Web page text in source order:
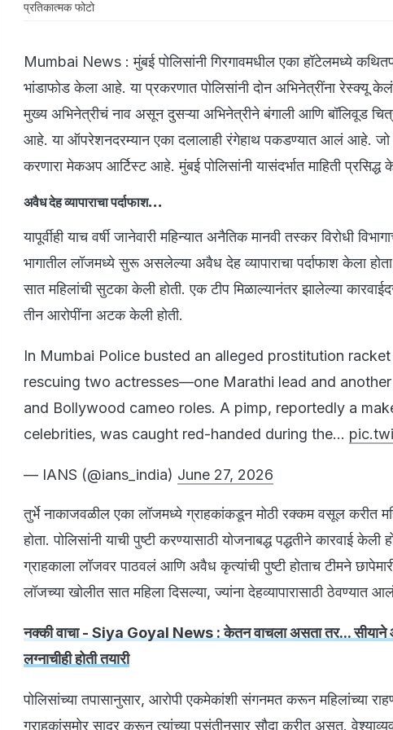
प्रतिकात्मक फोटो
Mumbai News : मुंबई पोलिसांनी गिरगावमधील एका हॉटेलमध्ये
भांडाफोड केला आहे. या प्रकरणात पोलिसांनी दोन अभिनेत्रींना रेस्क्यू
मुख्य अभिनेत्रीचं नाव असून दुसऱ्या अभिनेत्रीने बंगाली आणि बॉलिवूड
आहे. या ऑपरेशनदरम्यान एका दलालाही रंगेहाथ पकडण्यात आलं आहे. जो
करणारा मेकअप आर्टिस्ट आहे. मुंबई पोलिसांनी यासंदर्भात माहिती
अवैध देह व्यापाराचा पर्दाफाश...
यापूर्वीही याच वर्षी जानेवारी महिन्यात अनैतिक मानवी तस्कर विरोधी
भागातील लॉजमध्ये सुरू असलेल्या अवैध देह व्यापाराचा पर्दाफाश केला
सात महिलांची सुटका केली होती. एक टीप मिळाल्यानंतर झालेल्या
तीन आरोपींना अटक केली होती.
In Mumbai Police busted an alleged prostitution
rescuing two actresses—one Marathi lead and
and Bollywood cameo roles. A pimp, reportedly a
celebrities, was caught red-handed during the…
— IANS (@ians_india) June 27, 2026
तुर्भे नाकाजवळील एका लॉजमध्ये ग्राहकांकडून मोठी रक्कम वसूल करीत
होता. पोलिसांनी याची पुष्टी करण्यासाठी योजनाबद्ध पद्धतीने कारवाई केली
ग्राहकाला लॉजवर पाठवलं आणि अवैध कृत्यांची पुष्टी होताच टीमने
लॉजच्या खोलीत सात महिला दिसल्या, ज्यांना देहव्यापारासाठी ठेवण्यात
नक्की वाचा - Siya Goyal News : केतन वाचला असता तर... सीयाने
लग्नाचीही होती तयारी
पोलिसांच्या तपासानुसार, आरोपी एकमेकांशी संगनमत करून महिलांच्या
ग्राहकांसमोर सादर करून त्यांच्या पसंतीनुसार सौदा करीत असत.